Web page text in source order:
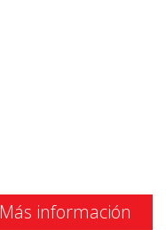
Más información